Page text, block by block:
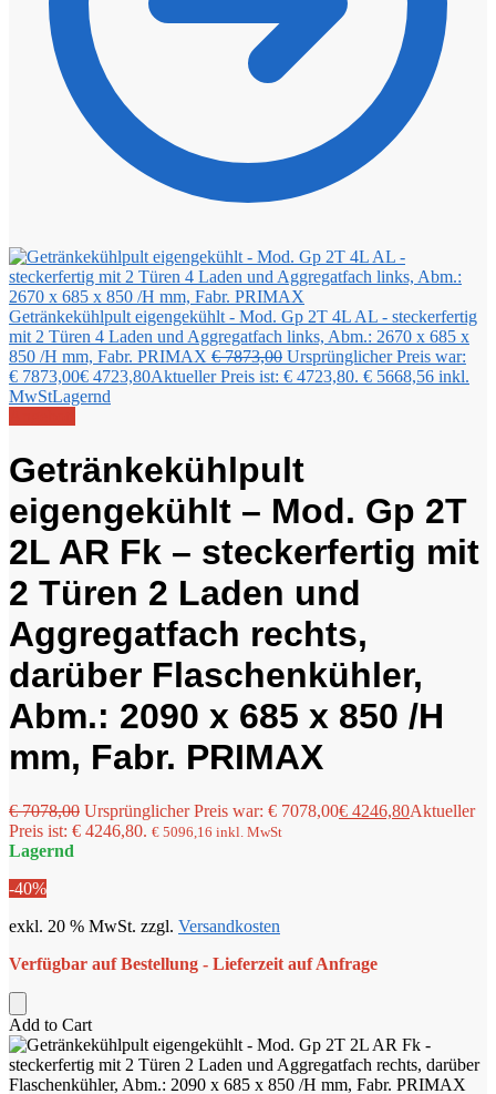
Getränkekühlpult eigengekühlt - Mod. Gp 2T 4L AL - steckerfertig
mit 2 Türen 4 Laden und Aggregatfach links, Abm.: 2670 x 685 x
850 /H mm, Fabr. PRIMAX €7873,00 Ursprünglicher Preis war:
€ 7873,00€ 4723,80Aktueller Preis ist: € 4723,80. € 5668,56 inkl.
MwStLagernd
Getränkekühlpult
eigengekühlt – Mod. Gp 2T
2L AR Fk – steckerfertig mit
2 Türen 2 Laden und
Aggregatfach rechts,
darüber Flaschenkühler,
Abm.: 2090 x 685 x 850 /H
mm, Fabr. PRIMAX
€7078,00 Ursprünglicher Preis war: € 7078,00€ 4246,80Aktueller
Preis ist: € 4246,80. € 5096,16 inkl. MwSt
Lagernd
-40%
exkl. 20 % MwSt. zzgl. Versandkosten
Verfügbar auf Bestellung - Lieferzeit auf Anfrage
Add to Cart